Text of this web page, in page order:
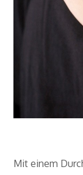
Mit einem